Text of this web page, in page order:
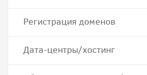
Регистрация доменов
Дата-центры/хостинг